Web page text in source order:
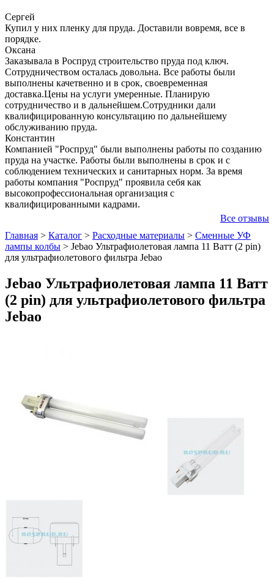
Сергей
Купил у них пленку для пруда. Доставили вовремя, все в
порядке.
Оксана
Заказывала в Роспруд строительство пруда под ключ.
Сотрудничеством осталась довольна. Все работы были
выполнены качетвенно и в срок, своевременная
доставка.Цены на услуги умеренные. Планирую
сотрудничество и в дальнейшем.Сотрудники дали
квалифицированную консультацию по дальнейшему
обслуживанию пруда.
Константин
Компанией "Роспруд" были выполнены работы по созданию
пруда на участке. Работы были выполнены в срок и с
соблюдением технических и санитарных норм. За время
работы компания "Роспруд" проявила себя как
высокопрофессиональная организация с
квалифицированными кадрами.
Все отзывы
Главная > Каталог > Расходные материалы > Сменные УФ
лампы колбы > Jebao Ультрафиолетовая лампа 11 Ватт (2 pin)
для ультрафиолетового фильтра Jebao
Jebao Ультрафиолетовая лампа 11 Ватт
(2 pin) для ультрафиолетового фильтра
Jebao